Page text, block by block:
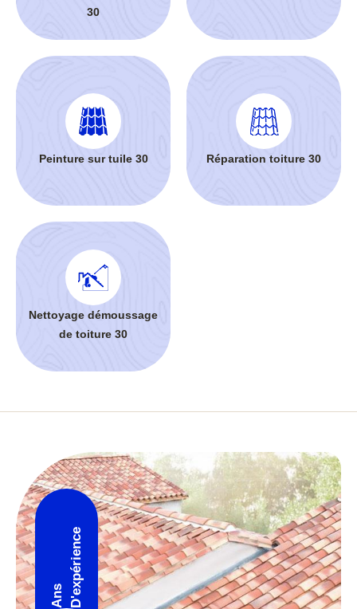
30
Peinture sur tuile 30 Réparation toiture 30
Nettoyage démoussage
de toiture 30
Ans D'expérience